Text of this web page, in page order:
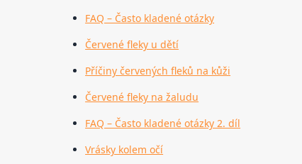
FAQ – Často kladené otázky
Červené fleky u dětí
Příčiny červených fleků na kůži
Červené fleky na žaludu
FAQ – Často kladené otázky 2. díl
Vrásky kolem očí